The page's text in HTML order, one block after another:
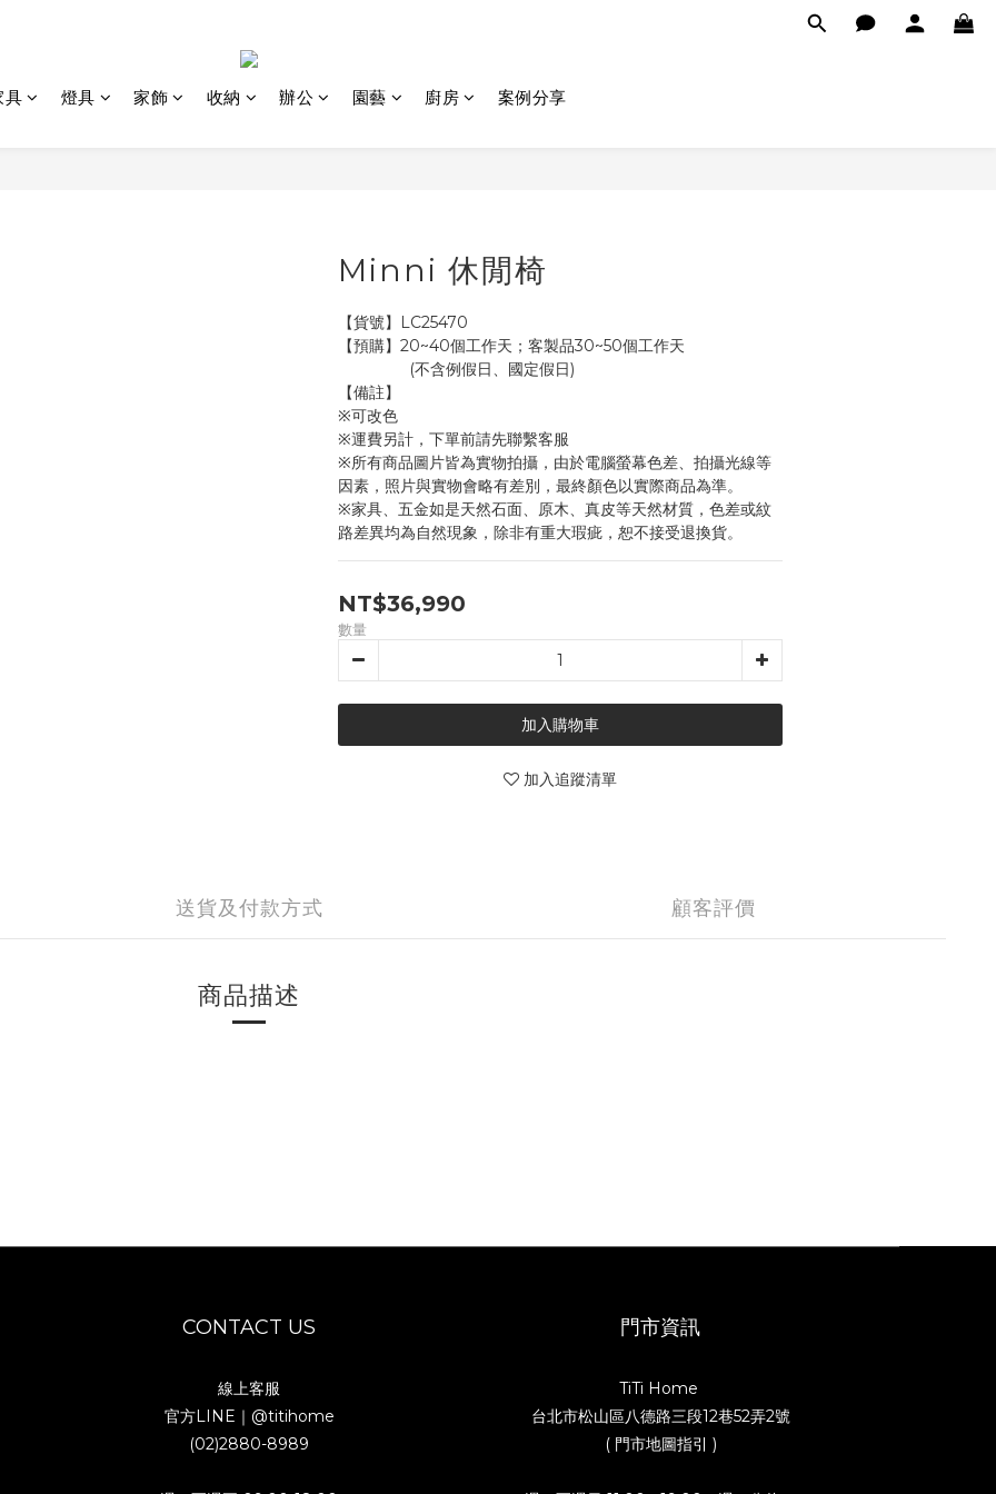
具 燈具 家飾 收納 辦公 園藝 廚房 案例分享
Minni 休閒椅
【貨號】LC25470
【預購】20~40個工作天；客製品30~50個工作天
                (不含例假日、國定假日)
【備註】
※可改色
※運費另計，下單前請先聯繫客服
※所有商品圖片皆為實物拍攝，由於電腦螢幕色差、拍攝光線等
因素，照片與實物會略有差別，最終顏色以實際商品為準。
※家具、五金如是天然石面、原木、真皮等天然材質，色差或紋
路差異均為自然現象，除非有重大瑕疵，恕不接受退換貨。
NT$36,990
數量
加入購物車
加入追蹤清單
送貨及付款方式 顧客評價
商品描述
CONTACT US
線上客服
官方LINE｜ @titihome
(02)2880-8989
門市資訊
TiTi Home
台北市松山區八德路三段12巷52弄2號
( 門市地圖指引 )